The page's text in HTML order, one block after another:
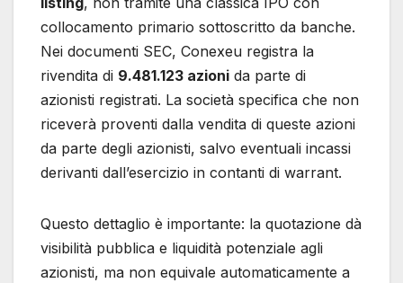
collocamento primario sottoscritto da banche.
Nei documenti SEC, Conexeu registra la
rivendita di 9.481.123 azioni da parte di
azionisti registrati. La società specifica che non
riceverà proventi dalla vendita di queste azioni
da parte degli azionisti, salvo eventuali incassi
derivanti dall’esercizio in contanti di warrant.
Questo dettaglio è importante: la quotazione dà
visibilità pubblica e liquidità potenziale agli
azionisti, ma non equivale automaticamente a